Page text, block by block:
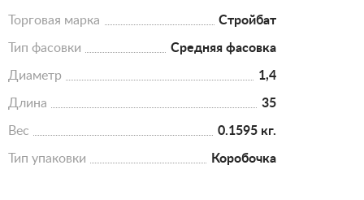
Торговая марка Стройбат
Тип фасовки Средняя фасовка
Диаметр 1,4
Длина 35
Вес 0.1595 кг.
Тип упаковки Коробочка